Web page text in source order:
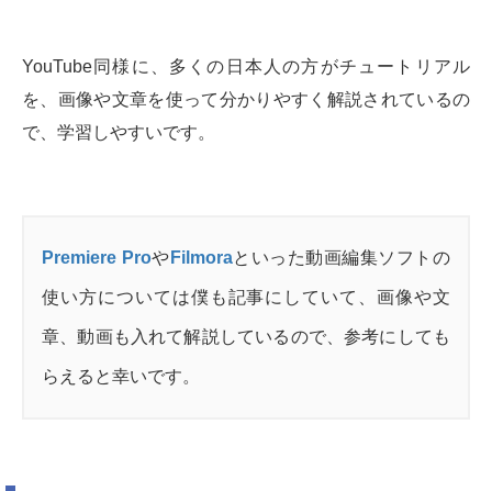
YouTube同様に、多くの日本人の方がチュートリアル
を、画像や文章を使って分かりやすく解説されているの
で、学習しやすいです。
Premiere Proや Filmoraといった動画編集ソフトの
使い方については僕も記事にしていて、画像や文
章、動画も入れて解説しているので、参考にしても
らえると幸いです。